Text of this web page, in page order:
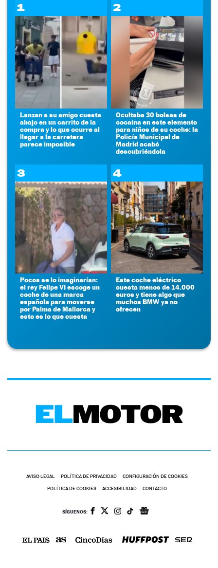
1
Lanzan a su amigo cuesta
abajo en un carrito de la
compra y lo que ocurre al
llegar a la carretera
parece imposible
2
Ocultaba 30 bolsas de
cocaína en este elemento
para niños de su coche: la
Policía Municipal de
Madrid acabó
descubriéndola
3
Pocos se lo imaginarían:
el rey Felipe VI escoge un
coche de una marca
española para moverse
por Palma de Mallorca y
esto es lo que cuesta
4
Este coche eléctrico
cuesta menos de 14.000
euros y tiene algo que
muchos BMW ya no
ofrecen
AVISO LEGAL POLÍTICA DE PRIVACIDAD CONFIGURACIÓN DE COOKIES
POLÍTICA DE COOKIES ACCESIBILIDAD CONTACTO
SÍGUENOS: